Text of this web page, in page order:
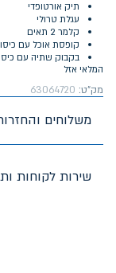
תיק אורטופדי
עגלת טרולי
קלמר 2 תאים
קופסת אוכל עם
בקבוק שתיה עם
המלאי אזל
מק"ט: 63064720
משלוחים
שירות לקוחות